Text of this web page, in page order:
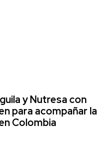
y Nutresa con
para acompañar la
Colombia